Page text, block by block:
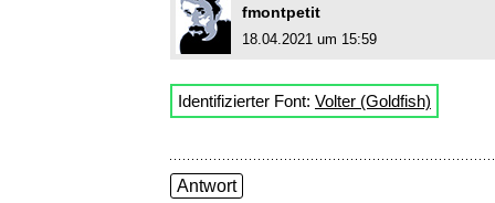
fmontpetit
18.04.2021 um 15:59
Identifizierter Font: Volter (Goldfish)
Antwort